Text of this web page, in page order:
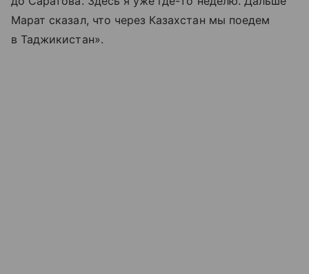
Марат сказал, что через Казахстан мы поедем
в Таджикистан».